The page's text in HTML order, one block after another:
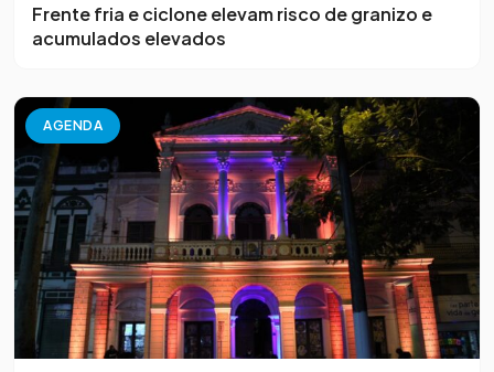
Frente fria e ciclone elevam risco de granizo e
acumulados elevados
AGENDA